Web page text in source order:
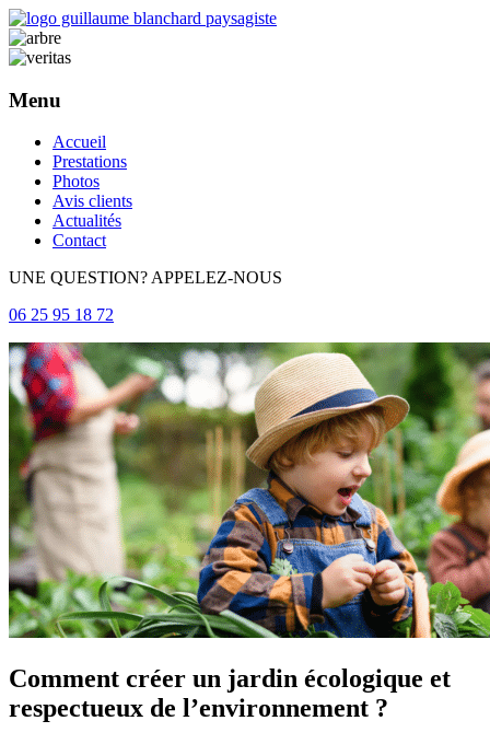
Menu
Aller
contenu
principal
Accueil
Prestations
Photos
Avis clients
Actualités
Contact
UNE QUESTION? APPELEZ-NOUS
06 25 95 18 72
Comment créer un jardin écologique et
respectueux de l’environnement ?